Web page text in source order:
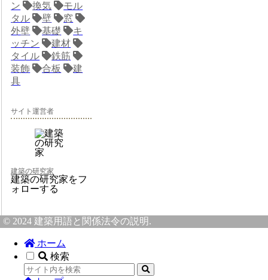
ン
換気
モル
タル
壁
窓
外壁
基礎
キ
ッチン
建材
タイル
鉄筋
装飾
合板
建
具
サイト運営者
建築の研究家
建築の研究家をフ
ォローする
© 2024 建築用語と関係法令の説明.
ホーム
検索